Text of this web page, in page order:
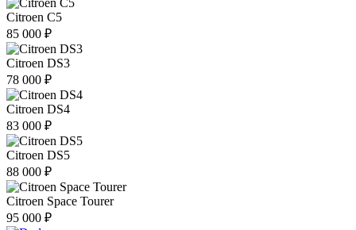
Citroen C5
85 000 ₽
Citroen DS3
78 000 ₽
Citroen DS4
83 000 ₽
Citroen DS5
88 000 ₽
Citroen Space Tourer
95 000 ₽